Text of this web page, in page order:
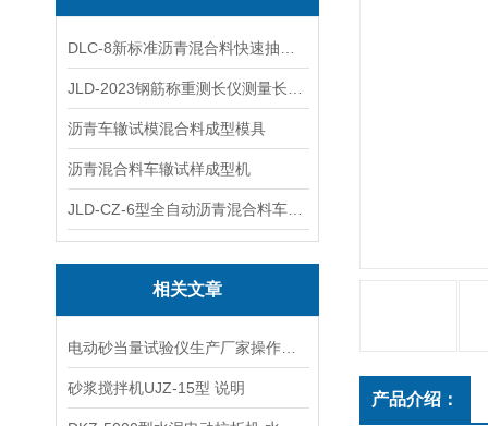
沥青车辙试模混合料成型模具
沥青混合料车辙试样成型机
相关文章
砂浆搅拌机UJZ-15型 说明
产品介绍：